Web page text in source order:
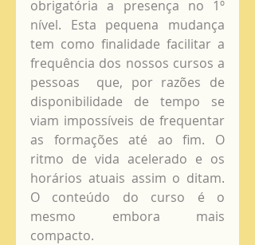
obrigatória a presença no 1º
nível. Esta pequena mudança
tem como finalidade facilitar a
frequência dos nossos cursos a
pessoas  que, por razões de
disponibilidade de tempo se
viam impossíveis de frequentar
as formações até ao fim. O
ritmo de vida acelerado e os
horários atuais assim o ditam.
O conteúdo do curso é o
mesmo embora mais
compacto.